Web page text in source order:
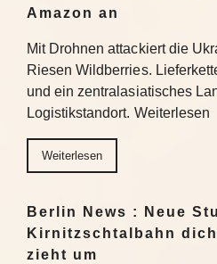
Amazon an
Mit Drohnen attackiert die
Riesen Wildberries.
und ein zentralasiatisches
Logistikstandort. Weiterlesen
Weiterlesen
Berlin News : Neue
Kirnitzschtalbahn
zieht um